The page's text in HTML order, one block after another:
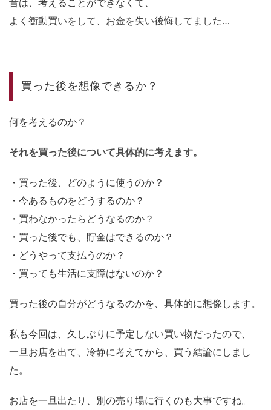
よく衝動買いをして、お金を失い後悔してました…
買った後を想像できるか？
何を考えるのか？
それを買った後について具体的に考えます。
・買った後、どのように使うのか？
・今あるものをどうするのか？
・買わなかったらどうなるのか？
・買った後でも、貯金はできるのか？
・どうやって支払うのか？
・買っても生活に支障はないのか？
買った後の自分がどうなるのかを、具体的に想像します。
私も今回は、久しぶりに予定しない買い物だったので、
一旦お店を出て、冷静に考えてから、買う結論にしまし
た。
お店を一旦出たり、別の売り場に行くのも大事ですね。